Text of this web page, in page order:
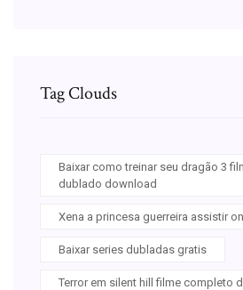
Tag Clouds
Baixar como treinar seu dragão 3
dublado download
Xena a princesa guerreira assistir
Baixar series dubladas gratis
Terror em silent hill filme completo